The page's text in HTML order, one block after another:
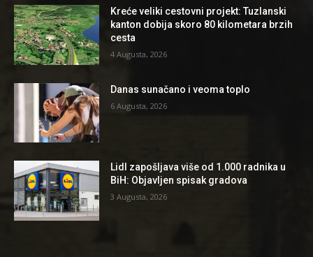
Kreće veliki cestovni projekt: Tuzlanski
kanton dobija skoro 80 kilometara brzih
cesta
4 Augusta, 2026
Danas sunačano i veoma toplo
6 Augusta, 2026
Lidl zapošljava više od 1.000 radnika u
BiH: Objavljen spisak gradova
3 Augusta, 2026